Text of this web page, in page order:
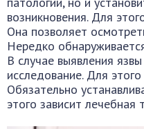
возникновения. Для
Она позволяет
Нередко
В случае выявления
исследование. Для
Обязательно
этого зависит лечебная